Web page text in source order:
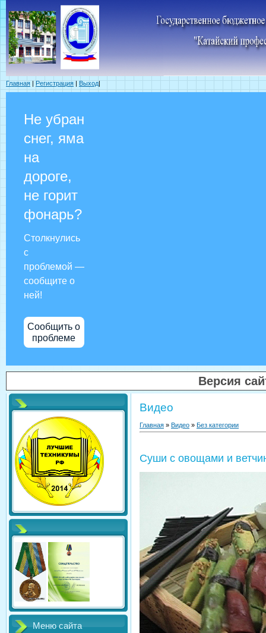
Главная | Регистрация | Выход|
Не убран
снег, яма
на
дороге,
не горит
фонарь?
Столкнулись
с
проблемой —
сообщите о
ней!
Сообщить о
проблеме
Версия
Меню сайта
Видео
Главная » Видео » Без категории
Суши с овощами и